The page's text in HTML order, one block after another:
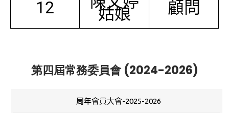
12 姑娘 顧問
第四屆常務委員會 (2024-2026)
周年會員大會-2025-2026